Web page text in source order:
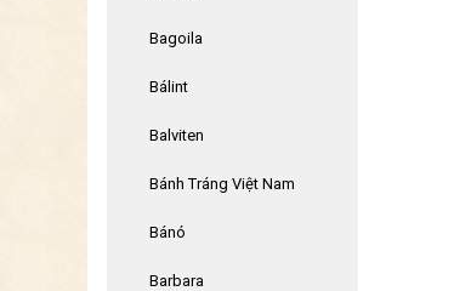
Bagoila
Bálint
Balviten
Bánh Tráng Việt Nam
Bánó
Barbara